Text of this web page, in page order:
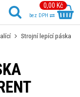
0,00 Kč
bez DPH
Strojní lepící páska